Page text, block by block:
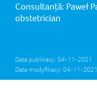
Consultanță: Paweł
obstetrician
Data publikacji: 04-11-2021
Data modyfikacji: 04-11-2021